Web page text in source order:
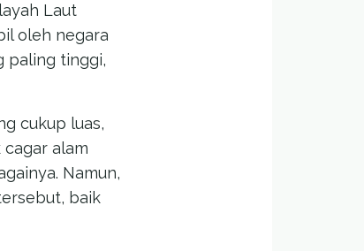
Laut
oleh negara
paling tinggi,
cukup luas,
alam
Namun,
baik